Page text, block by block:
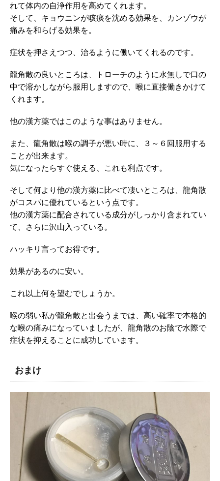
れて体内の自浄作用を高めてくれます。
そして、キョウニンが咳痰を沈める効果を、カンゾウが
痛みを和らげる効果を。
症状を押さえつつ、治るように働いてくれるのです。
龍角散の良いところは、トローチのように水無しで口の
中で溶かしながら服用しますので、喉に直接働きかけて
くれます。
他の漢方薬ではこのような事はありません。
また、龍角散は喉の調子が悪い時に、３～６回服用する
ことが出来ます。
気になったらすぐ使える、これも利点です。
そして何より他の漢方薬に比べて凄いところは、龍角散
がコスパに優れているという点です。
他の漢方薬に配合されている成分がしっかり含まれてい
て、さらに沢山入っている。
ハッキリ言ってお得です。
効果があるのに安い。
これ以上何を望むでしょうか。
喉の弱い私が龍角散と出会うまでは、高い確率で本格的
な喉の痛みになっていましたが、龍角散のお陰で水際で
症状を抑えることに成功しています。
おまけ